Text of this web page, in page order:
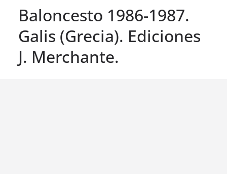
Baloncesto 1986-1987.
Galis (Grecia). Ediciones
J. Merchante.